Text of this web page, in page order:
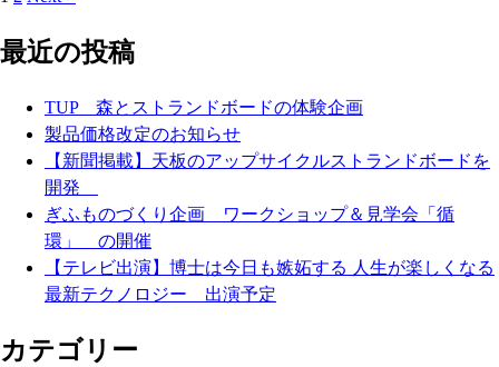
最近の投稿
TUP 森とストランドボードの体験企画
製品価格改定のお知らせ
【新聞掲載】天板のアップサイクルストランドボードを
開発
ぎふものづくり企画 ワークショップ＆見学会「循
環」 の開催
【テレビ出演】博士は今日も嫉妬する 人生が楽しくなる
最新テクノロジー 出演予定
カテゴリー